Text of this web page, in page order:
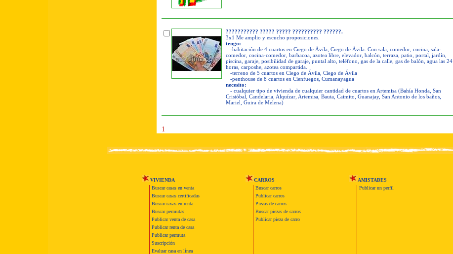
??????????? ????? ????? ?????????? ??????.
3x1 Me amplio y escucho proposiciones.
tengo:
-habitación de 4 cuartos en Ciego de Ávila, Ciego de Ávila. Con sala, comedor, cocina, sala-
comedor, cocina-comedor, barbacoa, azotea libre, elevador, balcón, terraza, patio, portal, jardín,
piscina, garaje, posibilidad de garaje, puntal alto, teléfono, gas de la calle, gas de balón, agua las 24
horas, carposhe, azotea compartida.
-terreno de 5 cuartos en Ciego de Ávila, Ciego de Ávila
-penthouse de 8 cuartos en Cienfuegos, Cumanayagua
necesito:
- cualquier tipo de vivienda de cualquier cantidad de cuartos en Artemisa (Bahía Honda, San
Cristóbal, Candelaria, Alquízar, Artemisa, Bauta, Caimito, Guanajay, San Antonio de los baños,
Mariel, Guira de Melena)
1
VIVIENDA
Buscar casas en venta
Buscar casas certificadas
Buscar casas en renta
Buscar permutas
Publicar venta de casa
Publicar renta de casa
Publicar permuta
Suscripción
Evaluar casa en línea
CARROS
Buscar carros
Publicar carros
Piezas de carros
Buscar piezas de carros
Publicar pieza de carro
AMISTADES
Publicar un perfil